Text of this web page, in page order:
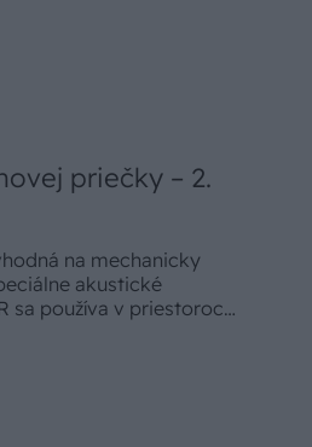
priečky – 2.
na mechanicky
akustické
sa používa v priestoroch
75 % (85 % počas
menej ako 2 hodín),